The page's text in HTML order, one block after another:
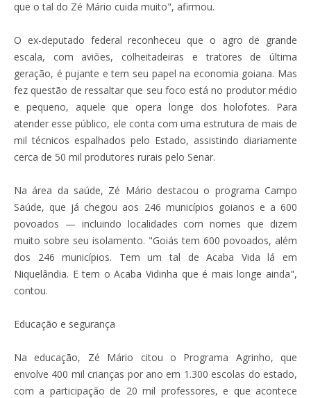
que o tal do Zé Mário cuida muito", afirmou.
O ex-deputado federal reconheceu que o agro de grande
escala, com aviões, colheitadeiras e tratores de última
geração, é pujante e tem seu papel na economia goiana. Mas
fez questão de ressaltar que seu foco está no produtor médio
e pequeno, aquele que opera longe dos holofotes. Para
atender esse público, ele conta com uma estrutura de mais de
mil técnicos espalhados pelo Estado, assistindo diariamente
cerca de 50 mil produtores rurais pelo Senar.
Na área da saúde, Zé Mário destacou o programa Campo
Saúde, que já chegou aos 246 municípios goianos e a 600
povoados — incluindo localidades com nomes que dizem
muito sobre seu isolamento. "Goiás tem 600 povoados, além
dos 246 municípios. Tem um tal de Acaba Vida lá em
Niquelândia. E tem o Acaba Vidinha que é mais longe ainda",
contou.
Educação e segurança
Na educação, Zé Mário citou o Programa Agrinho, que
envolve 400 mil crianças por ano em 1.300 escolas do estado,
com a participação de 20 mil professores, e que acontece